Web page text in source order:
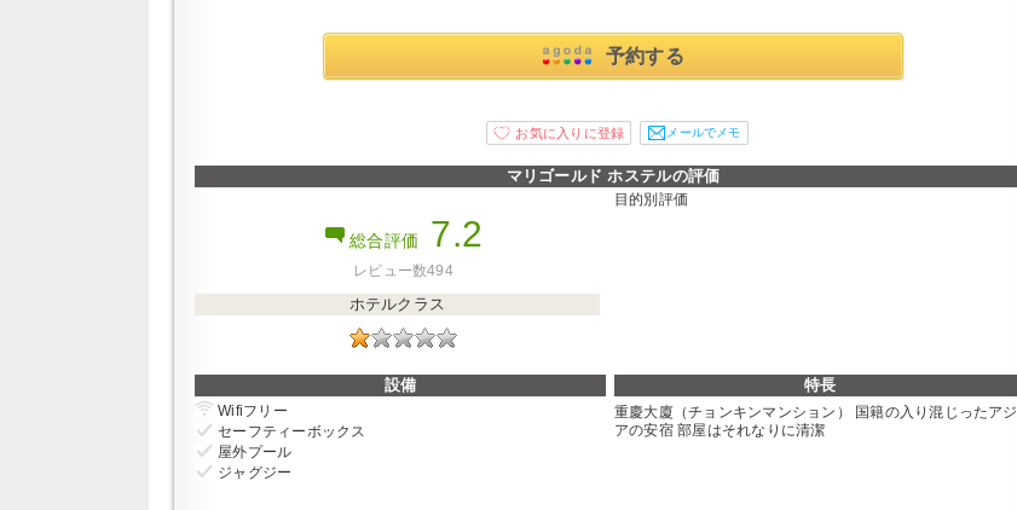
予約する
メールでメモ
マリゴールド ホステルの評価
総合評価 7.2
レビュー数494
ホテルクラス
目的別評価
設備 特長
Wifiフリー
セーフティーボックス
屋外プール
ジャグジー
重慶大廈（チョンキンマンション） 国籍の入り混じったアジ
アの安宿 部屋はそれなりに清潔